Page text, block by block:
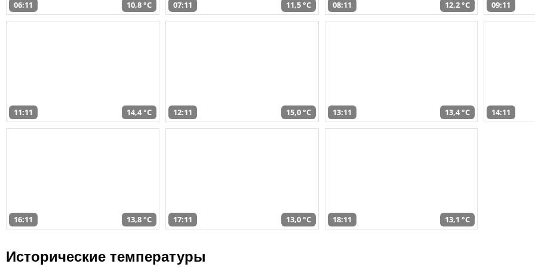
06:11 10,8 °C 07:11 11,5 °C 08:11 12,2 °C 09:11
11:11 14,4 °C 12:11 15,0 °C 13:11 13,4 °C 14:11
16:11 13,8 °C 17:11 13,0 °C 18:11 13,1 °C
Исторические температуры